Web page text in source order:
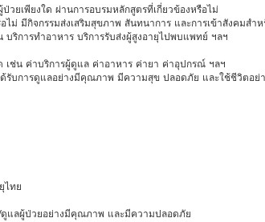
เพียงใด ผ่านการอบรมหลักสูตรที่เกี่ยวข้องหรือไม่
มีกิจกรรมส่งเสริมสุขภาพ สันทนาการ และการเข้าสังคมสำ
บริการทำอาหาร บริการรับส่งผู้สูงอายุไปพบแพทย์ ฯลฯ
เช่น ค่าบริการผู้ดูแล ค่าอาหาร ค่ายา ค่าอุปกรณ์ ฯลฯ
รับการดูแลอย่างมีคุณภาพ มีความสุข ปลอดภัย และใช้ชีวิตอย่
ไทย
/ดูแลผู้ป่วยอย่างมีคุณภาพ และมีความปลอดภัย